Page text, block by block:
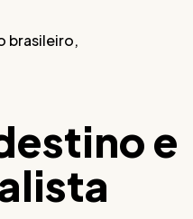
brasileiro,
e